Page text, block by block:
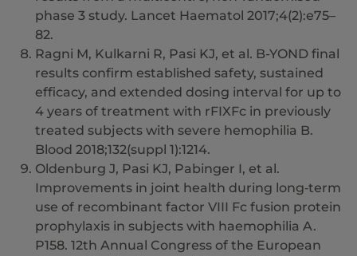
phase 3 study. Lancet Haematol 2017;4(2):e75–
82.
Ragni M, Kulkarni R, Pasi KJ, et al. B-YOND final
results confirm established safety, sustained
efficacy, and extended dosing interval for up to
4 years of treatment with rFIXFc in previously
treated subjects with severe hemophilia B.
Blood 2018;132(suppl 1):1214.
Oldenburg J, Pasi KJ, Pabinger I, et al.
Improvements in joint health during long‐term
use of recombinant factor VIII Fc fusion protein
prophylaxis in subjects with haemophilia A.
P158. 12th Annual Congress of the European